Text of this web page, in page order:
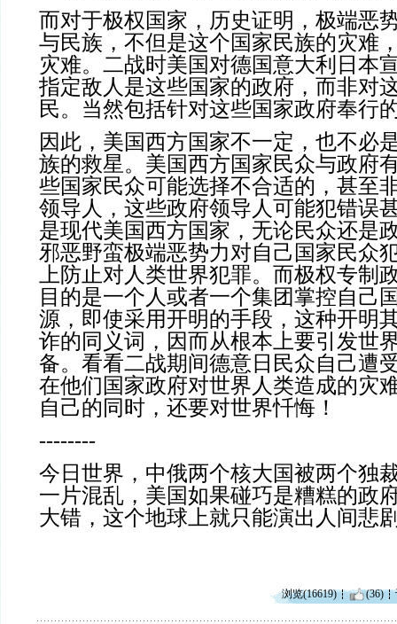
而对于极权国家，历史证明，极端恶
与民族，不但是这个国家民族的灾难
灾难。二战时美国对德国意大利日本
指定敌人是这些国家的政府，而非对
民。当然包括针对这些国家政府奉行
因此，美国西方国家不一定，也不必
族的救星。美国西方国家民众与政府
些国家民众可能选择不合适的，甚至
领导人，这些政府领导人可能犯错误
是现代美国西方国家，无论民众还是
邪恶野蛮极端恶势力对自己国家民众
上防止对人类世界犯罪。而极权专制
目的是一个人或者一个集团掌控自己
源，即使采用开明的手段，这种开明
诈的同义词，因而从根本上要引发世
备。看看二战期间德意日民众自己遭
在他们国家政府对世界人类造成的灾
自己的同时，还要对世界忏悔！
--------
今日世界，中俄两个核大国被两个独
一片混乱，美国如果碰巧是糟糕的政
大错，这个地球上就只能演出人间悲
浏览(16619) (36)